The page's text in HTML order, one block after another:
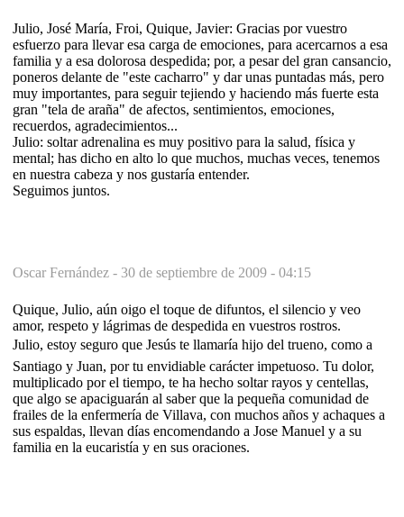
Julio, José María, Froi, Quique, Javier: Gracias por vuestro
esfuerzo para llevar esa carga de emociones, para acercarnos a esa
familia y a esa dolorosa despedida; por, a pesar del gran cansancio,
poneros delante de "este cacharro" y dar unas puntadas más, pero
muy importantes, para seguir tejiendo y haciendo más fuerte esta
gran "tela de araña" de afectos, sentimientos, emociones,
recuerdos, agradecimientos...
Julio: soltar adrenalina es muy positivo para la salud, física y
mental; has dicho en alto lo que muchos, muchas veces, tenemos
en nuestra cabeza y nos gustaría entender.
Seguimos juntos.
Oscar Fernández - 30 de septiembre de 2009 - 04:15
Quique, Julio, aún oigo el toque de difuntos, el silencio y veo
amor, respeto y lágrimas de despedida en vuestros rostros.
Julio, estoy seguro que Jesús te llamaría hijo del trueno, como a
Santiago y Juan, por tu envidiable carácter impetuoso. Tu dolor,
multiplicado por el tiempo, te ha hecho soltar rayos y centellas,
que algo se apaciguarán al saber que la pequeña comunidad de
frailes de la enfermería de Villava, con muchos años y achaques a
sus espaldas, llevan días encomendando a Jose Manuel y a su
familia en la eucaristía y en sus oraciones.